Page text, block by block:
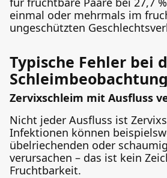
einmal oder mehrmals im
ungeschützten
Typische Fehler bei
Zervixschleim mit Ausfluss
Nicht jeder Ausfluss ist
Infektionen können
übelriechenden oder
verursachen – das ist kein
Fruchtbarkeit.